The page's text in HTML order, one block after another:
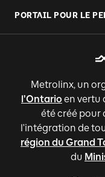
PORTAIL POUR LE
Metrolinx, un
l'Ontario en vertu
été créé
l'intégration de
région du Grand
du